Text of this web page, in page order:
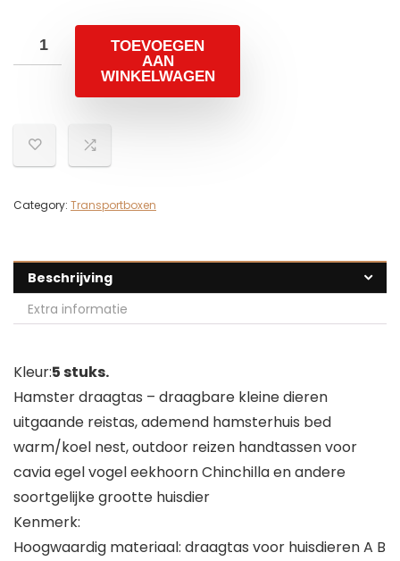
TOEVOEGEN
AAN
WINKELWAGEN
Category: Transportboxen
Beschrijving
Extra informatie
Kleur:5 stuks.
Hamster draagtas – draagbare kleine dieren
uitgaande reistas, ademend hamsterhuis bed
warm/koel nest, outdoor reizen handtassen voor
cavia egel vogel eekhoorn Chinchilla en andere
soortgelijke grootte huisdier
Kenmerk:
Hoogwaardig materiaal: draagtas voor huisdieren A B